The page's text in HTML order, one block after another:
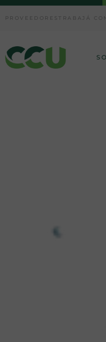
PROVEEDORES TRABAJÁ